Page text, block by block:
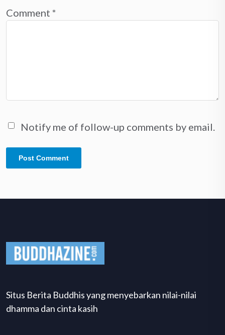
Comment *
Notify me of follow-up comments by email.
Situs Berita Buddhis yang menyebarkan nilai-nilai
dhamma dan cinta kasih